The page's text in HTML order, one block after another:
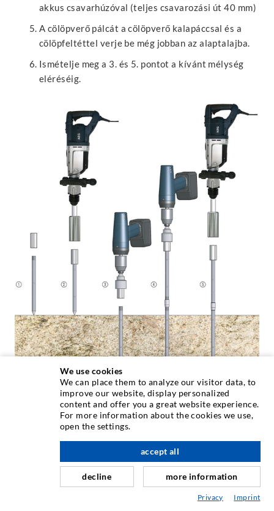
akkus csavarhúzóval (teljes csavarozási út 40 mm)
A cölöpverő pálcát a cölöpverő kalapáccsal és a
cölöpfeltéttel verje be még jobban az alaptalajba.
Ismételje meg a 3. és 5. pontot a kívánt mélység
eléréséig.
Wir brauchen Ihr Einverständnis!
Wir benutzen Drittanbieter, um Videoinhalte
einzubinden. Diese können persönliche Daten über
Ihre Aktivitäten sammeln. Bitte beachten Sie die
Details und geben Sie Ihre Einwilligung.
We use cookies
We can place them to analyze our visitor data, to
improve our website, display personalized
content and offer you a great website experience.
For more information about the cookies we use,
open the settings.
decline
accept all
more information
Privacy Imprint